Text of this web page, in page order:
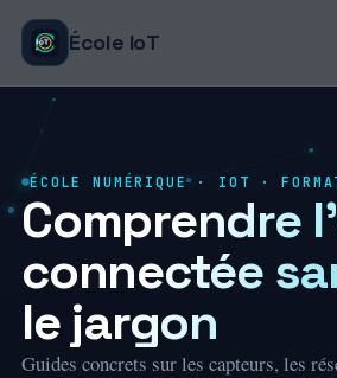
École IoT
ÉCOLE NUMÉRIQUE · IOT ·
Comprendre
connectée
le jargon
Guides concrets sur les capteurs, les